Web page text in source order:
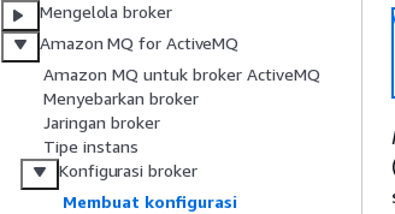
Mengelola broker
Amazon MQ for ActiveMQ
Amazon MQ untuk broker ActiveMQ
Menyebarkan broker
Jaringan broker
Tipe instans
Konfigurasi broker
Membuat konfigurasi